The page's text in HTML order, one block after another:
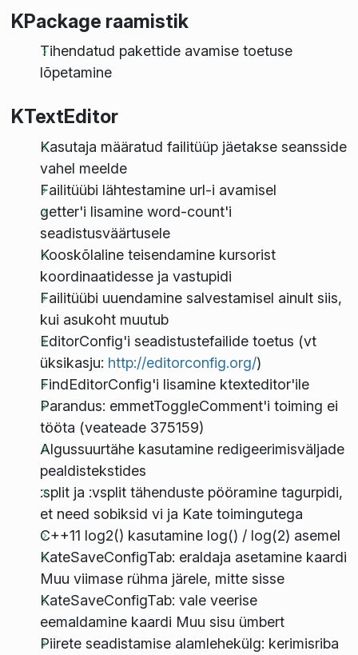
KPackage raamistik
Tihendatud pakettide avamise toetuse
lõpetamine
KTextEditor
Kasutaja määratud failitüüp jäetakse seansside
vahel meelde
Failitüübi lähtestamine url-i avamisel
getter'i lisamine word-count'i
seadistusväärtusele
Kooskõlaline teisendamine kursorist
koordinaatidesse ja vastupidi
Failitüübi uuendamine salvestamisel ainult siis,
kui asukoht muutub
EditorConfig'i seadistustefailide toetus (vt
üksikasju: http://editorconfig.org/)
FindEditorConfig'i lisamine ktexteditor'ile
Parandus: emmetToggleComment'i toiming ei
tööta (veateade 375159)
Algussuurtähe kasutamine redigeerimisväljade
pealdistekstides
:split ja :vsplit tähenduste pööramine tagurpidi,
et need sobiksid vi ja Kate toimingutega
C++11 log2() kasutamine log() / log(2) asemel
KateSaveConfigTab: eraldaja asetamine kaardi
Muu viimase rühma järele, mitte sisse
KateSaveConfigTab: vale veerise
eemaldamine kaardi Muu sisu ümbert
Piirete seadistamise alamlehekülg: kerimisriba